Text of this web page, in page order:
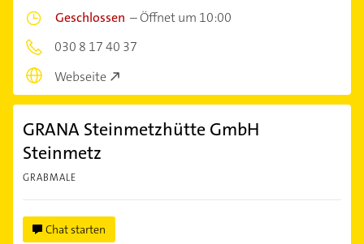
Geschlossen –Öffnet um 10:00
030 8 17 40 37
Webseite
GRANA Steinmetzhütte GmbH
Steinmetz
GRABMALE
Chat starten